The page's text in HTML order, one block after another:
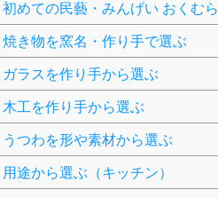
初めての民藝・みんげい おくむら
焼き物を窯名・作り手で選ぶ
ガラスを作り手から選ぶ
木工を作り手から選ぶ
うつわを形や素材から選ぶ
用途から選ぶ（キッチン）